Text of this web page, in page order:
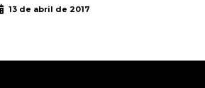
13 de abril de 2017